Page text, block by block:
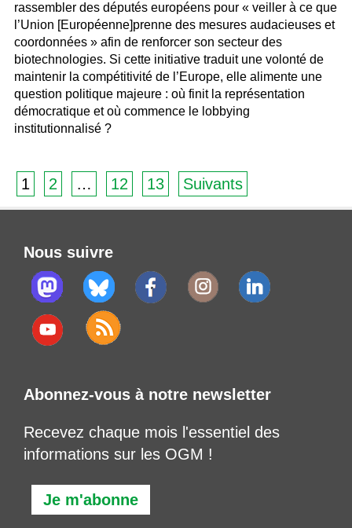
rassembler des députés européens pour « veiller à ce que
l’Union [Européenne]prenne des mesures audacieuses et
coordonnées » afin de renforcer son secteur des
biotechnologies. Si cette initiative traduit une volonté de
maintenir la compétitivité de l’Europe, elle alimente une
question politique majeure : où finit la représentation
démocratique et où commence le lobbying
institutionnalisé ?
1 2 … 12 13 Suivants
Nous suivre
Abonnez-vous à notre newsletter
Recevez chaque mois l'essentiel des
informations sur les OGM !
Je m'abonne